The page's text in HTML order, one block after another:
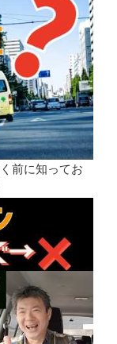
前に知ってお